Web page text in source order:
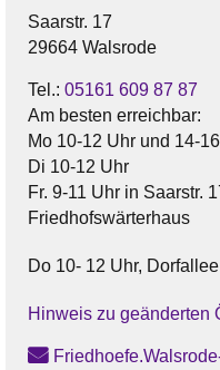
Saarstr. 17
29664 Walsrode
Tel.: 05161 609 87 87
Am besten erreichbar:
Mo 10-12 Uhr und 14-
Di 10-12 Uhr
Fr. 9-11 Uhr in Saarstr.
Friedhofswärterhaus
Do 10- 12 Uhr,
Hinweis zu geänderten